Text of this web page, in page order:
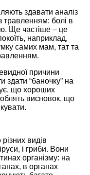
здавати аналіз
травленням: болі в
Ще частіше – це
наприклад,
самих мам, тат та
причини
“баночку” на
що хороших
висновок, що
видів
і гриби. Вони
організму: на
в органах